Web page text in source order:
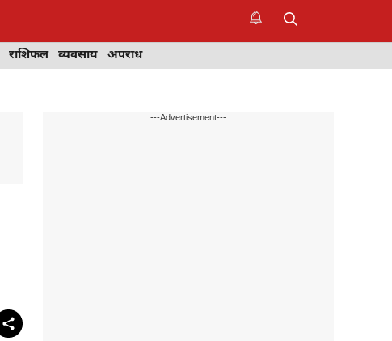
राशिफल व्यवसाय अपराध
---Advertisement---